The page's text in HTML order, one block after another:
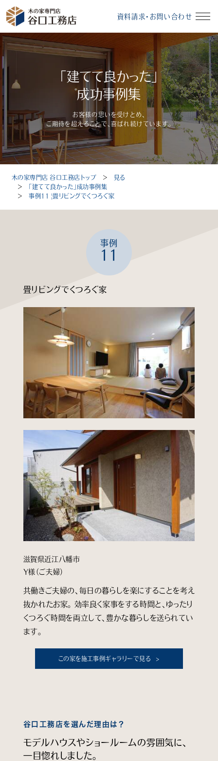
資料請求・お問い合わせ
イベント情報 資料請求・お問い合わせ
モデルハウス 無料相談会
受付時間：10～18時（定休日：毎週水曜、毎月第3火曜）
トップ
選ばれる理由
学ぶ
企業情報
よくあるご質問
個人情報保護方針サイトマップ
「建てて良かった」
成功事例集
お客様の思いを受けとめ、
ご期待を超えることで、喜ばれ続けています。
木の家専門店 谷口工務店トップ ＞
見る
＞
「建てて良かった」成功事例集
＞事例11 |畳リビングでくつろぐ家
事例
11
畳リビングでくつろぐ家
滋賀県近江八幡市
Y様 （ご夫婦）
共働きご夫婦の、毎日の暮らしを楽にすることを考え
抜かれたお家。 効率良く家事をする時間と、ゆったり
くつろぐ時間を両立して、豊かな暮らしを送られてい
ます。
この家を施工事例ギャラリーで見る
谷口工務店を選んだ理由は？
モデルハウスやショールームの雰囲気に、
一目惚れしました。